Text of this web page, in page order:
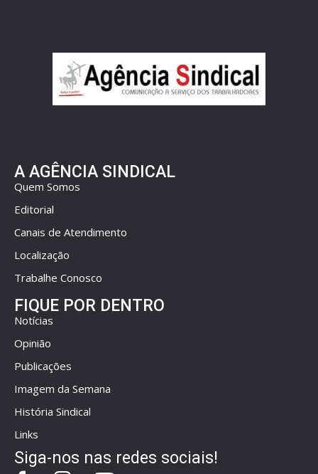
A AGÊNCIA SINDICAL
Quem Somos
Editorial
Canais de Atendimento
Localização
Trabalhe Conosco
FIQUE POR DENTRO
Notícias
Opinião
Publicações
Imagem da Semana
História Sindical
Links
Siga-nos nas redes sociais!